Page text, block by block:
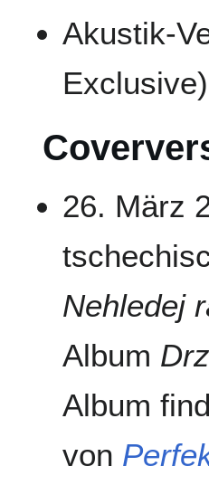
Akustik-
26. März
Nehledej
Album
Album
von